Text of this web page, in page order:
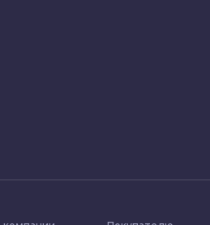
курса лечения - не более 3-4